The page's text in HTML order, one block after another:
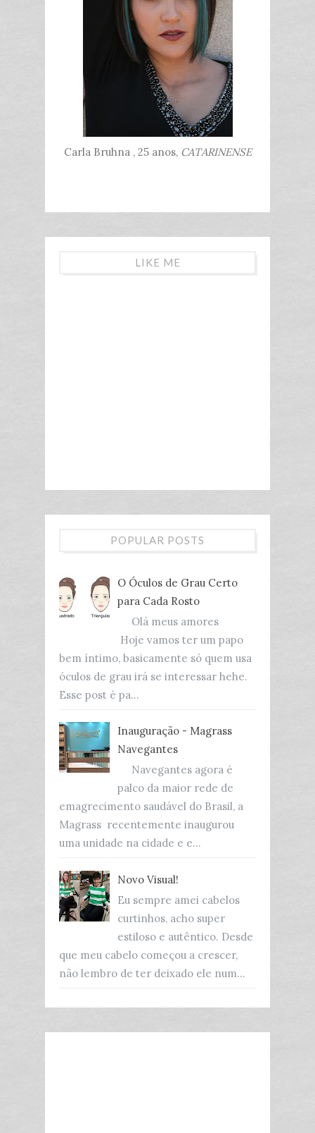
Carla Bruhna , 25 anos,CATARINENSE
LIKE ME
POPULAR POSTS
O Óculos de Grau Certo
para Cada Rosto
Olá meus amores
Hoje vamos ter um papo
bem íntimo, basicamente só quem usa
óculos de grau irá se interessar hehe.
Esse post é pa...
Inauguração - Magrass
Navegantes
Navegantes agora é
palco da maior rede de
emagrecimento saudável do Brasil, a
Magrass recentemente inaugurou
uma unidade na cidade e e...
Novo Visual!
Eu sempre amei cabelos
curtinhos, acho super
estiloso e autêntico. Desde
que meu cabelo começou a crescer,
não lembro de ter deixado ele num...